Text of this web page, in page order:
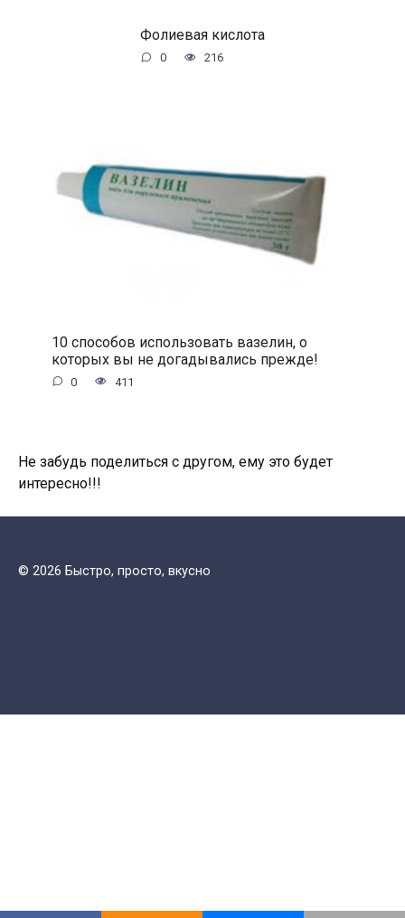
Фолиевая кислота
0 216
10 способов использовать вазелин, о
которых вы не догадывались прежде!
0 411
Не забудь поделиться с другом, ему это будет
интересно!!!
© 2026 Быстро, просто, вкусно